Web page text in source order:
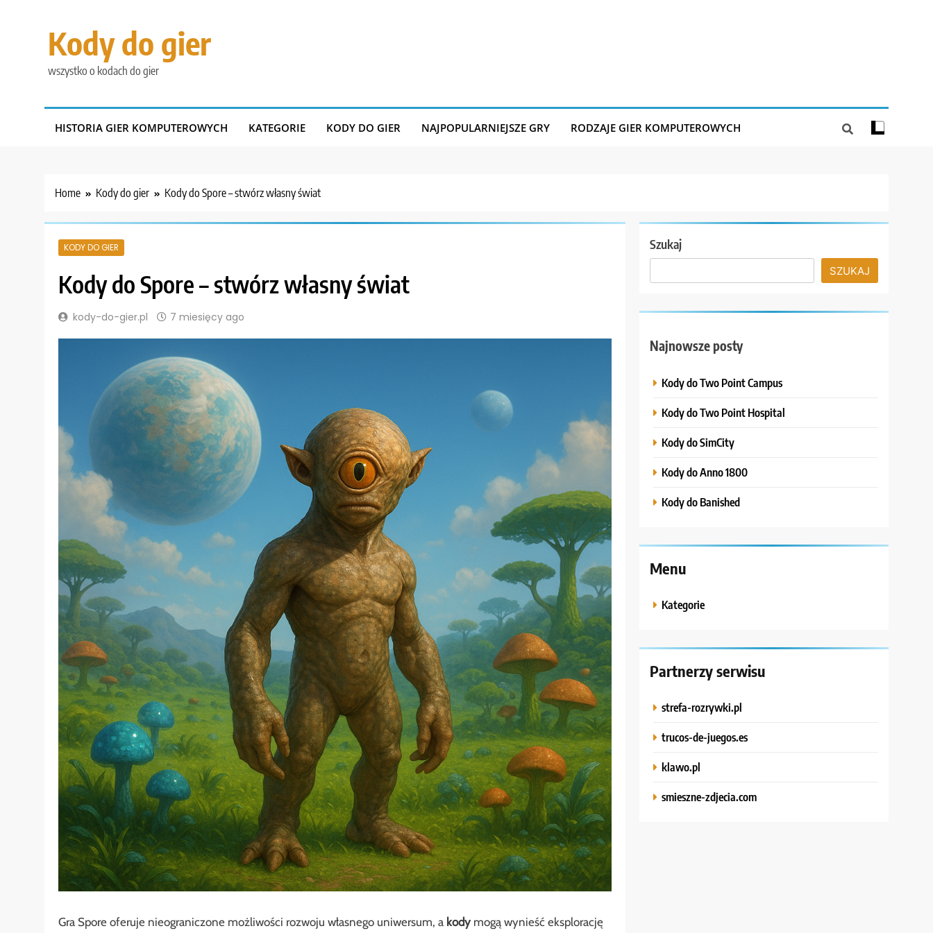
Kody do gier
wszystko o kodach do gier
HISTORIA GIER KOMPUTEROWYCH KATEGORIE KODY DO GIER NAJPOPULARNIEJSZE GRY RODZAJE GIER KOMPUTEROWYCH
Home Kody do gier Kody do Spore – stwórz własny świat
KODY DO GIER
Kody do Spore – stwórz własny świat
kody-do-gier.pl 7 miesięcy ago
Gra Spore oferuje nieograniczone możliwości rozwoju własnego uniwersum, a kodymogą wynieść eksplorację
Szukaj
SZUKAJ
Najnowsze posty
Kody do Two Point Campus
Kody do Two Point Hospital
Kody do SimCity
Kody do Anno 1800
Kody do Banished
Menu
Kategorie
Partnerzy serwisu
strefa-rozrywki.pl
trucos-de-juegos.es
klawo.pl
smieszne-zdjecia.com